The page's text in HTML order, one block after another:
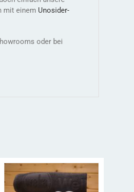
mit einem Unosider-
oder bei